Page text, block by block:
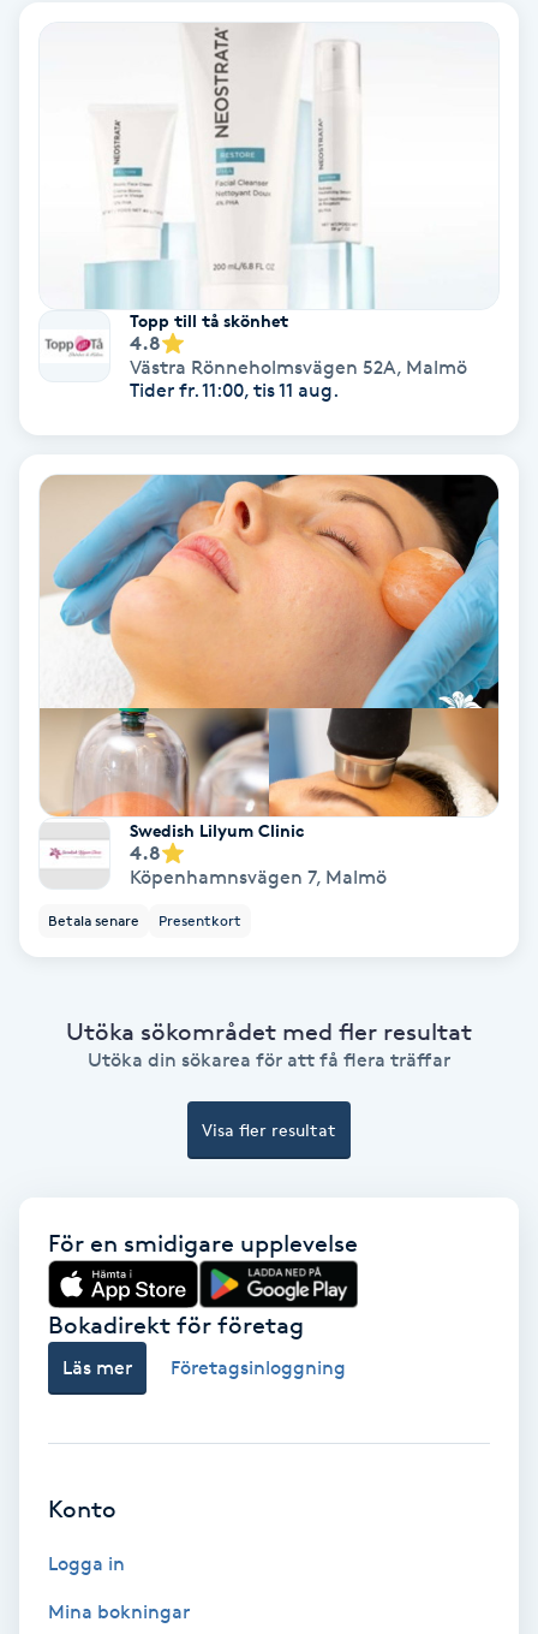
Hårborttagning
Hårbottenbehandling
Hårförlängning
Hårvård
Hälsprickor
Idrottsmassage
IPL hårborttagning
IR-massage
Japansk massage
K18
Katun fransar
Kinesiologi
Kinesisk medicin
Kiropraktik
Klippning
Klippning & Slingor
Topp till tå skönhet
4.8
Västra Rönneholmsvägen 52A, Malmö
Tider fr. 11:00, tis 11 aug.
Swedish Lilyum Clinic
4.8
Köpenhamnsvägen 7, Malmö
Betala senare Presentkort
Utöka sökområdet med fler resultat
Utöka din sökarea för att få flera träffar
Visa fler resultat
För en smidigare upplevelse
Bokadirekt för företag
Läs mer Företagsinloggning
Konto
Logga in
Mina bokningar